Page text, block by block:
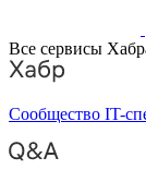
Все сервисы
Сообщество IT-